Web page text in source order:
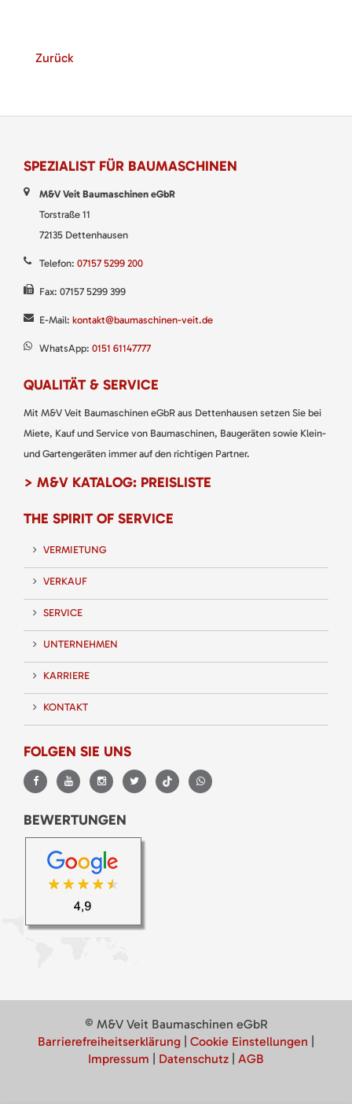
Zurück
SPEZIALIST FÜR BAUMASCHINEN
M&V Veit Baumaschinen eGbR
Torstraße 11
72135 Dettenhausen
Telefon: 07157 5299 200
Fax: 07157 5299 399
E-Mail: kontakt@baumaschinen-veit.de
WhatsApp: 0151 61147777
QUALITÄT & SERVICE
Mit M&V Veit Baumaschinen eGbR aus Dettenhausen setzen Sie bei
Miete, Kauf und Service von Baumaschinen, Baugeräten sowie Klein-
und Gartengeräten immer auf den richtigen Partner.
> M&V KATALOG: PREISLISTE
THE SPIRIT OF SERVICE
VERMIETUNG
VERKAUF
SERVICE
UNTERNEHMEN
KARRIERE
KONTAKT
FOLGEN SIE UNS
BEWERTUNGEN
© M&V Veit Baumaschinen eGbR
Barrierefreiheitserklärung
Cookie Einstellungen
Impressum
Datenschutz AGB